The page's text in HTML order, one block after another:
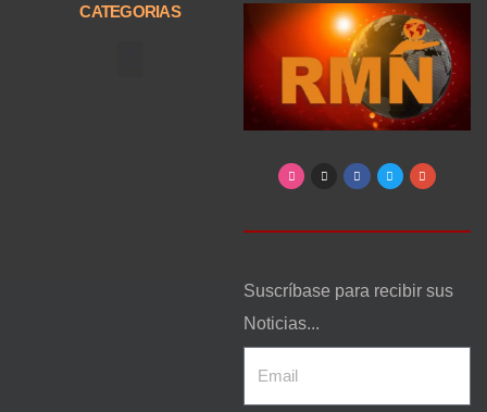
CATEGORIAS
Suscríbase para recibir sus
Noticias...